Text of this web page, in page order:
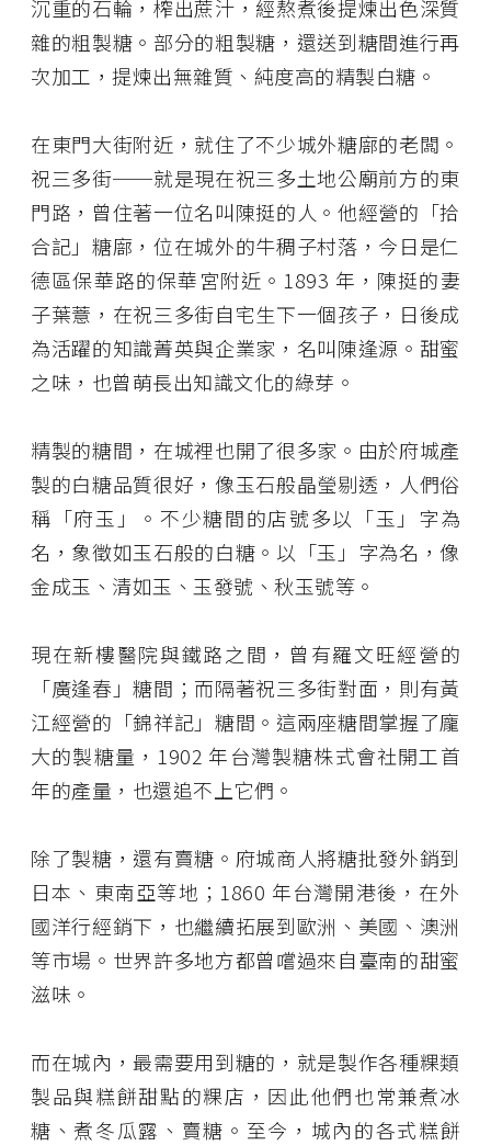
沉重的石輪，榨出蔗汁，經熬煮後提煉出色深質
雜的粗製糖。部分的粗製糖，還送到糖間進行再
次加工，提煉出無雜質、純度高的精製白糖。
在東門大街附近，就住了不少城外糖廍的老闆。
祝三多街──就是現在祝三多土地公廟前方的東
門路，曾住著一位名叫陳挺的人。他經營的「拾
合記」糖廍，位在城外的牛稠子村落，今日是仁
德區保華路的保華宮附近。1893 年，陳挺的妻
子葉薏，在祝三多街自宅生下一個孩子，日後成
為活躍的知識菁英與企業家，名叫陳逢源。甜蜜
之味，也曾萌長出知識文化的綠芽。
精製的糖間，在城裡也開了很多家。由於府城產
製的白糖品質很好，像玉石般晶瑩剔透，人們俗
稱「府玉」。不少糖間的店號多以「玉」字為
名，象徵如玉石般的白糖。以「玉」字為名，像
金成玉、清如玉、玉發號、秋玉號等。
現在新樓醫院與鐵路之間，曾有羅文旺經營的
「廣逢春」糖間；而隔著祝三多街對面，則有黃
江經營的「錦祥記」糖間。這兩座糖間掌握了龐
大的製糖量，1902 年台灣製糖株式會社開工首
年的產量，也還追不上它們。
除了製糖，還有賣糖。府城商人將糖批發外銷到
日本、東南亞等地；1860 年台灣開港後，在外
國洋行經銷下，也繼續拓展到歐洲、美國、澳洲
等市場。世界許多地方都曾嚐過來自臺南的甜蜜
滋味。
而在城內，最需要用到糖的，就是製作各種粿類
製品與糕餅甜點的粿店，因此他們也常兼煮冰
糖、煮冬瓜露、賣糖。至今，城內的各式糕餅